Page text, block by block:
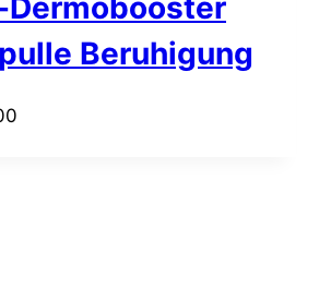
Dermobooster
Beruhigung